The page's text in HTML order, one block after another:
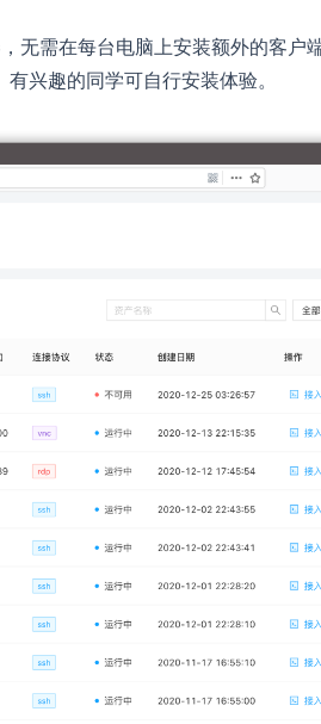
无需在每台电脑上安装额外的客户
兴趣的同学可自行安装体验。